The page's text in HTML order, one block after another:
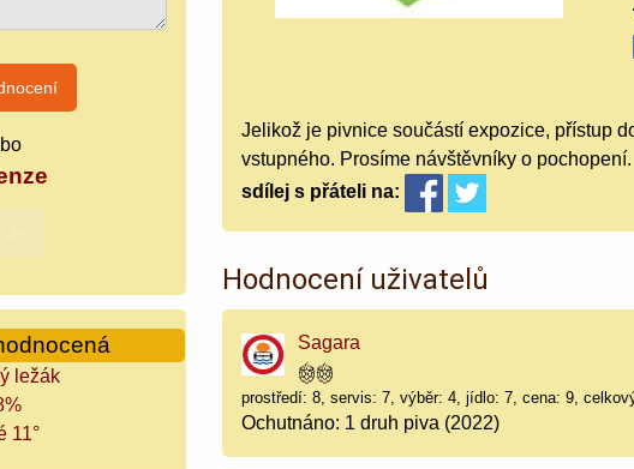
ležák
11°
Jelikož je pivnice součástí expozice, přístup
vstupného. Prosíme návštěvníky o pochopení.
sdílej s přáteli na:
Hodnocení uživatelů
Sagara
prostředí: 8, servis: 7, výběr: 4, jídlo: 7, cena: 9,
Ochutnáno: 1 druh piva (2022)